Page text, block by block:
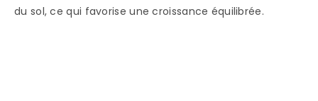
du sol, ce qui favorise une croissance équilibrée.